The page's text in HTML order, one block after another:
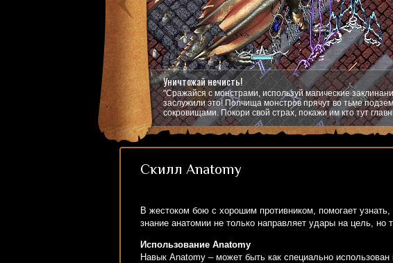
Уничтожай нечисть!
"Сражайся с монстрами, используй магические
заслужили это! Полчища монстров прячут во тьме
сокровищами. Покори свой страх, покажи им кто тут
Скилл Anatomy
В жестоком бою с хорошим противником, помогает
знание анатомии не только направляет удары на цель, но
Использование Anatomy
Навык Anatomy – может быть как специально